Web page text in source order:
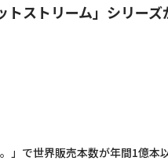
トストリーム」シリーズ
で世界販売本数が年間1億本